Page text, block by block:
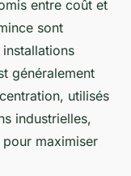
entre coût et
sont
généralement
utilisés
industrielles,
maximiser